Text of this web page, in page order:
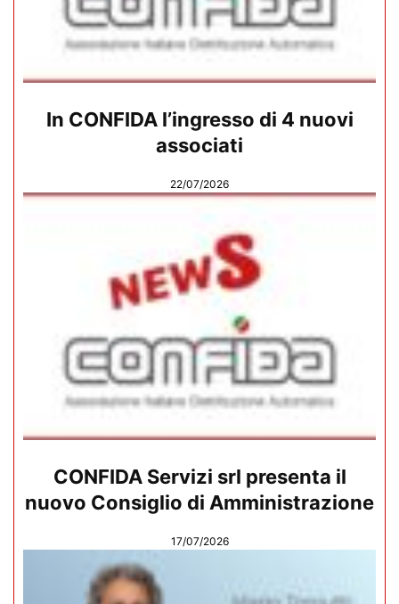
In CONFIDA l’ingresso di 4 nuovi
associati
22/07/2026
CONFIDA Servizi srl presenta il
nuovo Consiglio di Amministrazione
17/07/2026